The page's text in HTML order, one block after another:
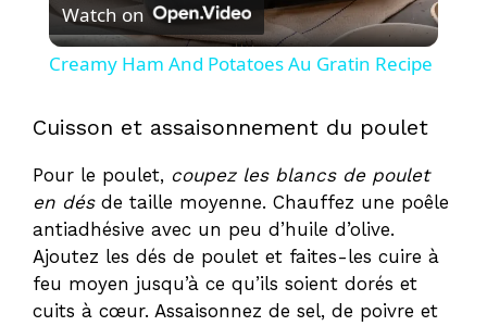
l
y
V
i
Watch on
Creamy Ham And Potatoes Au Gratin Recipe
Cuisson et assaisonnement du poulet
Pour le poulet, coupez les blancs de poulet
en désde taille moyenne. Chauffez une poêle
antiadhésive avec un peu d’huile d’olive.
Ajoutez les dés de poulet et faites-les cuire à
feu moyen jusqu’à ce qu’ils soient dorés et
cuits à cœur. Assaisonnez de sel, de poivre et